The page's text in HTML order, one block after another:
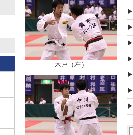
木戸（左）